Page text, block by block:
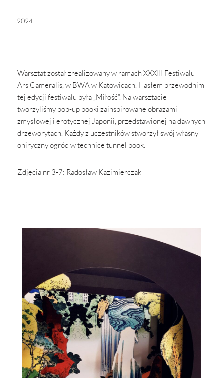
2024
Warsztat został zrealizowany w ramach XXXIII Festiwalu
Ars Cameralis, w BWA w Katowicach. Hasłem przewodnim
tej edycji festiwalu była „Miłość”. Na warsztacie
tworzyliśmy pop-up booki zainspirowane obrazami
zmysłowej i erotycznej Japonii, przedstawionej na dawnych
drzeworytach. Każdy z uczestników stworzył swój własny
oniryczny ogród w technice tunnel book.
Zdjęcia nr 3-7: Radosław Kazimierczak